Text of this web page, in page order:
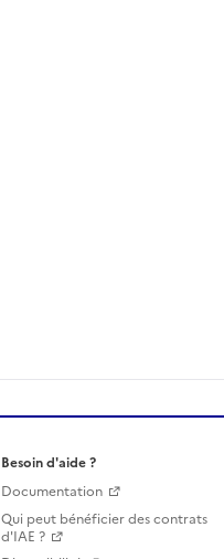
Besoin d'aide ?
Documentation
Qui peut bénéficier des contrats
d'IAE ?